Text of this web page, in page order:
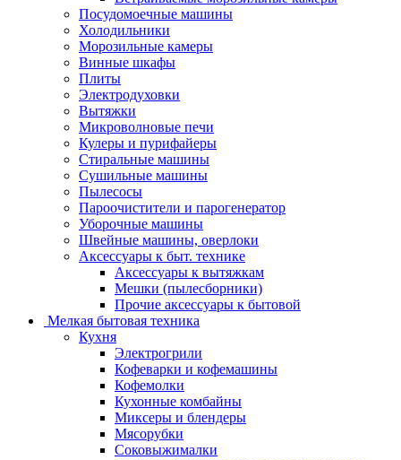
Посудомоечные машины
Холодильники
Морозильные камеры
Винные шкафы
Плиты
Электродуховки
Вытяжки
Микроволновые печи
Кулеры и пурифайеры
Стиральные машины
Сушильные машины
Пылесосы
Пароочистители и парогенератор
Уборочные машины
Швейные машины, оверлоки
Аксессуары к быт. технике
Аксессуары к вытяжкам
Мешки (пылесборники)
Прочие аксессуары к бытовой
Мелкая бытовая техника
Кухня
Электрогрили
Кофеварки и кофемашины
Кофемолки
Кухонные комбайны
Миксеры и блендеры
Мясорубки
Соковыжималки